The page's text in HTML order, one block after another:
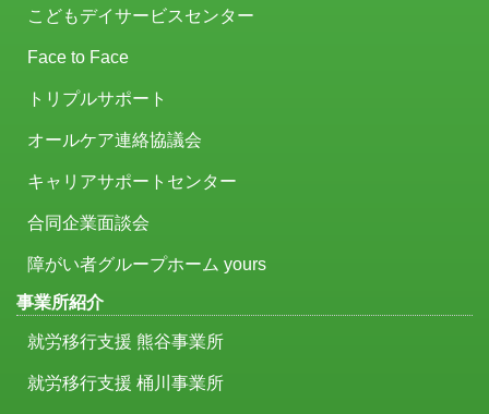
こどもデイサービスセンター
Face to Face
トリプルサポート
オールケア連絡協議会
キャリアサポートセンター
合同企業面談会
障がい者グループホーム yours
事業所紹介
就労移行支援 熊谷事業所
就労移行支援 桶川事業所